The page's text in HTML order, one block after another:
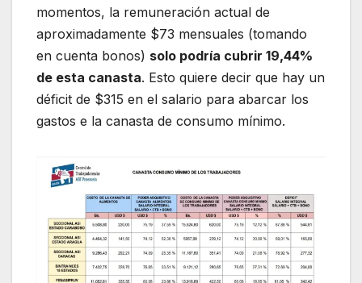
momentos, la remuneración actual de
aproximadamente $73 mensuales (tomando
en cuenta bonos) solo podría cubrir 19,44%
de esta canasta. Esto quiere decir que hay un
déficit de $315 en el salario para abarcar los
gastos e la canasta de consumo mínimo.